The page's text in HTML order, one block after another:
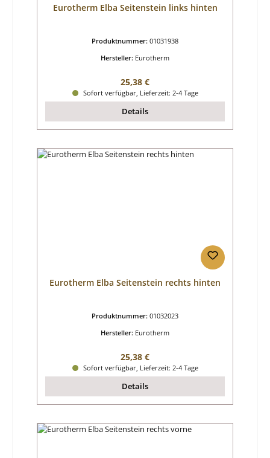
Eurotherm Elba Seitenstein links hinten
Produktnummer: 01031938
Hersteller: Eurotherm
Regulärer Preis:
25,38 €
Sofort verfügbar, Lieferzeit: 2-4 Tage
Details
Eurotherm Elba Seitenstein rechts hinten
Produktnummer: 01032023
Hersteller: Eurotherm
Regulärer Preis:
25,38 €
Sofort verfügbar, Lieferzeit: 2-4 Tage
Details